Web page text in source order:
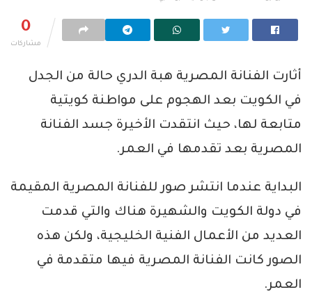
0
مشاركات
أثارت الفنانة المصرية هبة الدري حالة من الجدل
في الكويت بعد الهجوم على مواطنة كويتية
متابعة لها، حيث انتقدت الأخيرة جسد الفنانة
المصرية بعد تقدمها في العمر.
البداية عندما انتشر صور للفنانة المصرية المقيمة
في دولة الكويت والشهيرة هناك والتي قدمت
العديد من الأعمال الفنية الخليجية، ولكن هذه
الصور كانت الفنانة المصرية فيها متقدمة في
العمر.